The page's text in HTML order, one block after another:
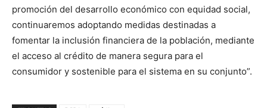
promoción del desarrollo económico con equidad social,
continuaremos adoptando medidas destinadas a
fomentar la inclusión financiera de la población, mediante
el acceso al crédito de manera segura para el
consumidor y sostenible para el sistema en su conjunto”.